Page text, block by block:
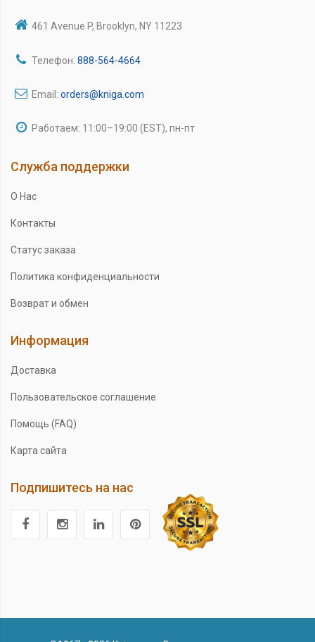
461 Avenue P, Brooklyn, NY 11223
Телефон: 888-564-4664
Email: orders@kniga.com
Работаем: 11:00–19:00 (EST), пн-пт
Служба поддержки
О Нас
Контакты
Статус заказа
Политика конфиденциальности
Возврат и обмен
Информация
Доставка
Пользовательское соглашение
Помощь (FAQ)
Карта сайта
Подпишитесь на нас